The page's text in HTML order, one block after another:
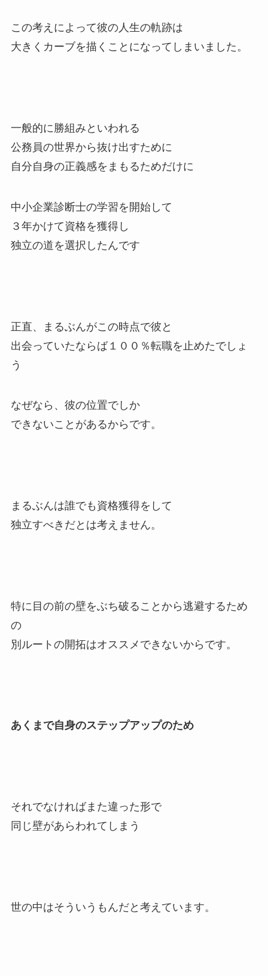
この考えによって彼の人生の軌跡は
大きくカーブを描くことになってしまいました。
一般的に勝組みといわれる
公務員の世界から抜け出すために
自分自身の正義感をまもるためだけに
中小企業診断士の学習を開始して
３年かけて資格を獲得し
独立の道を選択したんです
正直、まるぶんがこの時点で彼と
出会っていたならば１００％転職を止めたでしょ
う
なぜなら、彼の位置でしか
できないことがあるからです。
まるぶんは誰でも資格獲得をして
独立すべきだとは考えません。
特に目の前の壁をぶち破ることから逃避するため
の
別ルートの開拓はオススメできないからです。
あくまで自身のステップアップのため
それでなければまた違った形で
同じ壁があらわれてしまう
世の中はそういうもんだと考えています。